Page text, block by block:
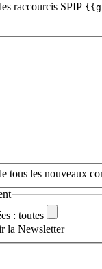
raccourcis SPIP
tous les nouveaux
: toutes
la Newsletter